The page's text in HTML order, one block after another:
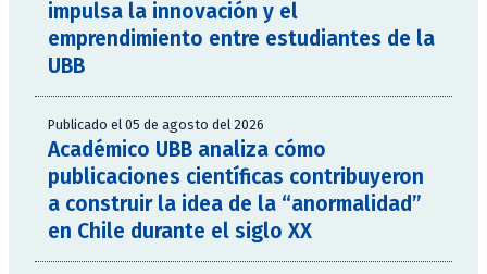
impulsa la innovación y el
emprendimiento entre estudiantes de la
UBB
Publicado el 05 de agosto del 2026
Académico UBB analiza cómo
publicaciones científicas contribuyeron
a construir la idea de la “anormalidad”
en Chile durante el siglo XX